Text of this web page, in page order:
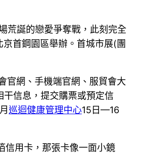
荒誕的戀愛爭奪戰，此刻完全
首鋼園區舉辦。首城市展(團
官網、手機端官網、服貿會大
信息，提交購票或預定信
巡迴健康管理中心15日—16
信用卡，那張卡像一面小鏡